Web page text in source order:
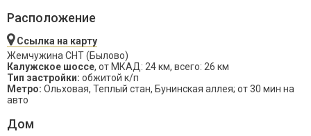
Расположение
Ссылка на карту
Жемчужина СНТ (Былово)
Калужское шоссе, от МКАД: 24 км, всего: 26 км
Тип застройки: обжитой к/п
Метро: Ольховая, Теплый стан, Бунинская аллея; от 30 мин на
авто
Дом